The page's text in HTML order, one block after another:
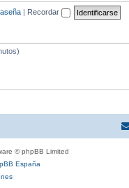
| Recordar
© phpBB Limited
España